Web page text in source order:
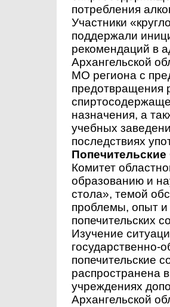
потребления
Участники
поддержали
рекомендаций в
Архангельской
МО региона с
предотвращения
назначения, а
учебных
последствиях
Комитет
образованию и
стола», темой
проблемы, опыт и
попечительских
Изучение
государственно-
попечительские
распространена
учреждениях
Архангельской